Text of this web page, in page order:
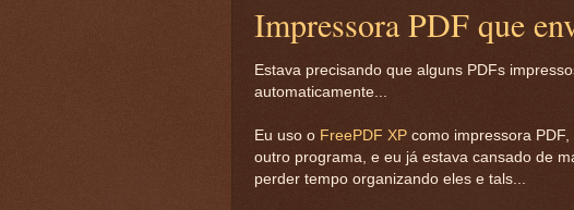
Impressora PDF que
Estava precisando que alguns PDFs
automaticamente...
Eu uso o FreePDF XP como impressora
outro programa, e eu já estava cansado de
perder tempo organizando eles e tals...